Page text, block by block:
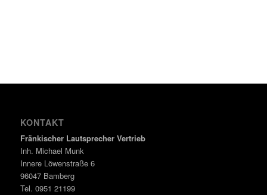
KONTAKT
Fränkischer Lautsprecher Vertrieb
Inh. Michael Munk
Innere Löwenstraße 6
96047 Bamberg
Tel. 0951 21199